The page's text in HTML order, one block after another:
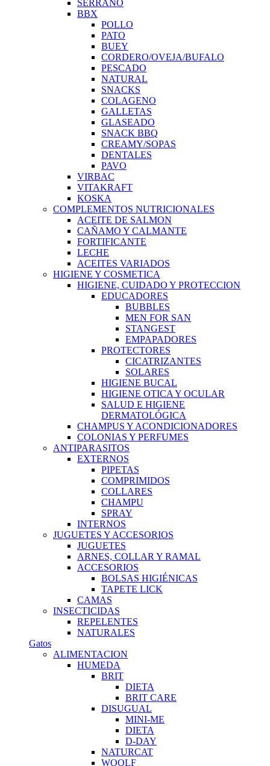
SERRANO
BBX
POLLO
PATO
BUEY
CORDERO/OVEJA/BUFALO
PESCADO
NATURAL
SNACKS
COLAGENO
GALLETAS
GLASEADO
SNACK BBQ
CREAMY/SOPAS
DENTALES
PAVO
VIRBAC
VITAKRAFT
KOSKA
COMPLEMENTOS NUTRICIONALES
ACEITE DE SALMON
CAÑAMO Y CALMANTE
FORTIFICANTE
LECHE
ACEITES VARIADOS
HIGIENE Y COSMETICA
HIGIENE, CUIDADO Y PROTECCION
EDUCADORES
BUBBLES
MEN FOR SAN
STANGEST
EMPAPADORES
PROTECTORES
CICATRIZANTES
SOLARES
HIGIENE BUCAL
HIGIENE OTICA Y OCULAR
SALUD E HIGIENE
DERMATOLÓGICA
CHAMPUS Y ACONDICIONADORES
COLONIAS Y PERFUMES
ANTIPARASITOS
EXTERNOS
PIPETAS
COMPRIMIDOS
COLLARES
CHAMPU
SPRAY
INTERNOS
JUGUETES Y ACCESORIOS
JUGUETES
ARNES, COLLAR Y RAMAL
ACCESORIOS
BOLSAS HIGIÉNICAS
TAPETE LICK
CAMAS
INSECTICIDAS
REPELENTES
NATURALES
Gatos
ALIMENTACION
HUMEDA
BRIT
DIETA
BRIT CARE
DISUGUAL
MINI-ME
DIETA
D-DAY
NATURCAT
WOOLF